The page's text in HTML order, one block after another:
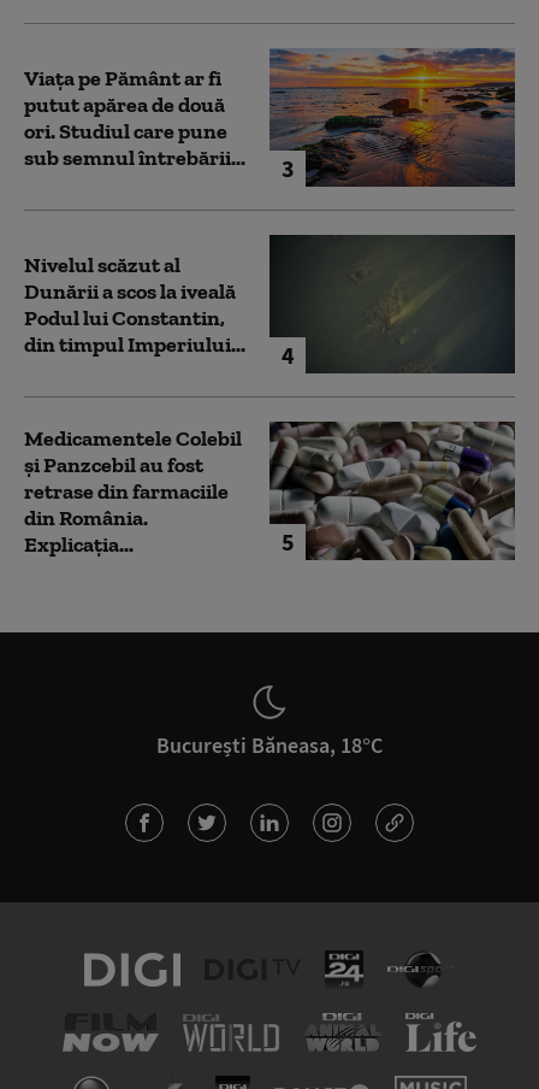
3
Viața pe Pământ ar fi
putut apărea de două
ori. Studiul care pune
sub semnul întrebării...
4
Nivelul scăzut al
Dunării a scos la iveală
Podul lui Constantin,
din timpul Imperiului...
5
Medicamentele Colebil
și Panzcebil au fost
retrase din farmaciile
din România.
Explicația...
București Băneasa, 18°C